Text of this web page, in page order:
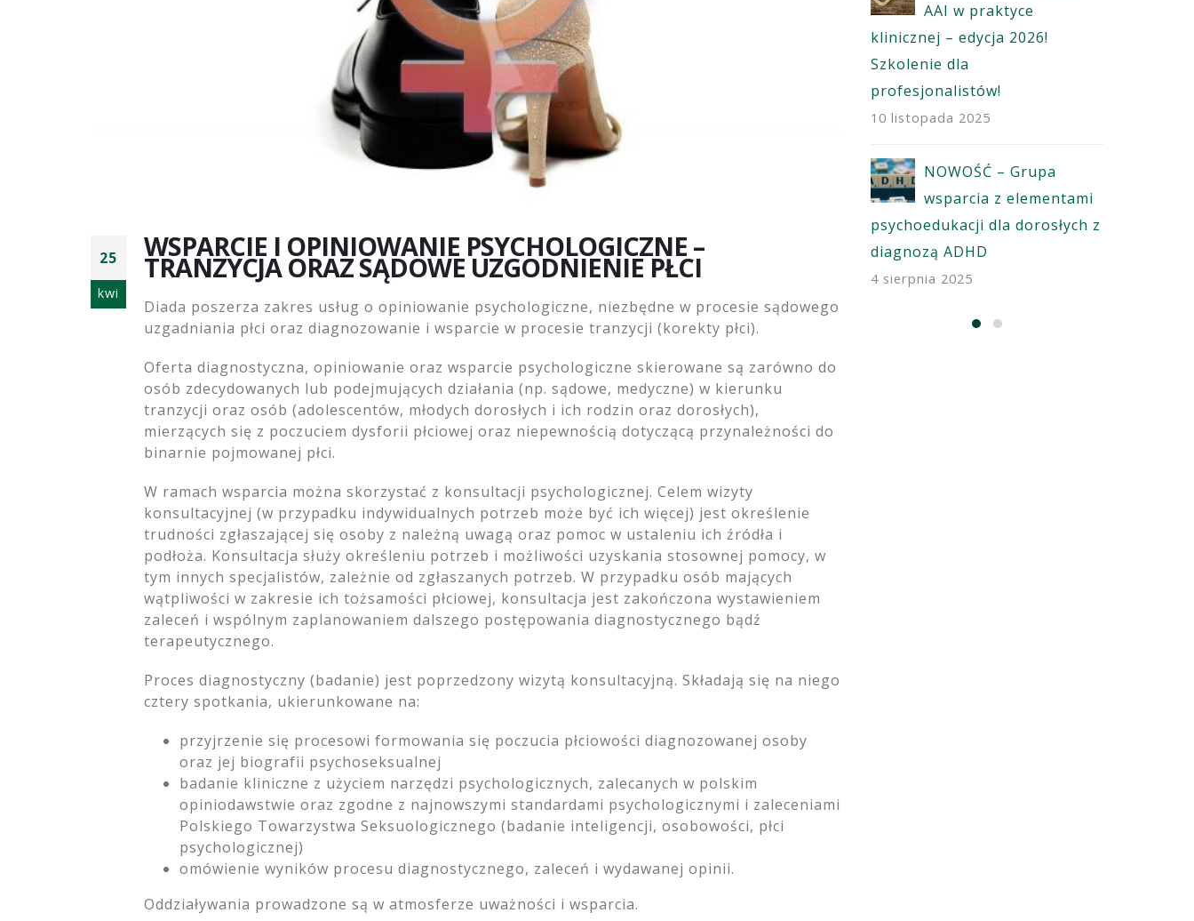
25
kwi
WSPARCIE I OPINIOWANIE PSYCHOLOGICZNE –
TRANZYCJA ORAZ SĄDOWE UZGODNIENIE PŁCI
Diada poszerza zakres usług o opiniowanie psychologiczne, niezbędne w procesie sądowego
uzgadniania płci oraz diagnozowanie i wsparcie w procesie tranzycji (korekty płci).
Oferta diagnostyczna, opiniowanie oraz wsparcie psychologiczne skierowane są zarówno do
osób zdecydowanych lub podejmujących działania (np. sądowe, medyczne) w kierunku
tranzycji oraz osób (adolescentów, młodych dorosłych i ich rodzin oraz dorosłych),
mierzących się z poczuciem dysforii płciowej oraz niepewnością dotyczącą przynależności do
binarnie pojmowanej płci.
W ramach wsparcia można skorzystać z konsultacji psychologicznej. Celem wizyty
konsultacyjnej (w przypadku indywidualnych potrzeb może być ich więcej) jest określenie
trudności zgłaszającej się osoby z należną uwagą oraz pomoc w ustaleniu ich źródła i
podłoża. Konsultacja służy określeniu potrzeb i możliwości uzyskania stosownej pomocy, w
tym innych specjalistów, zależnie od zgłaszanych potrzeb. W przypadku osób mających
wątpliwości w zakresie ich tożsamości płciowej, konsultacja jest zakończona wystawieniem
zaleceń i wspólnym zaplanowaniem dalszego postępowania diagnostycznego bądź
terapeutycznego.
Proces diagnostyczny (badanie) jest poprzedzony wizytą konsultacyjną. Składają się na niego
cztery spotkania, ukierunkowane na:
przyjrzenie się procesowi formowania się poczucia płciowości diagnozowanej osoby
oraz jej biografii psychoseksualnej
badanie kliniczne z użyciem narzędzi psychologicznych, zalecanych w polskim
opiniodawstwie oraz zgodne z najnowszymi standardami psychologicznymi i zaleceniami
Polskiego Towarzystwa Seksuologicznego (badanie inteligencji, osobowości, płci
psychologicznej)
omówienie wyników procesu diagnostycznego, zaleceń i wydawanej opinii.
Oddziaływania prowadzone są w atmosferze uważności i wsparcia.
AAI w praktyce
klinicznej – edycja 2026!
Szkolenie dla
profesjonalistów!
10 listopada 2025
NOWOŚĆ – Grupa
diagnozą ADHD
4 sierpnia 2025
terapeutyczne dla młodzieży!
AAI w praktyce
klinicznej – edycja 2026!
Szkolenie dla
profesjonalistów!
10 listopada 2025
NOWOŚĆ – Grupa
wsparcia z elementami
psychoedukacji dla dorosłych z
diagnozą ADHD
4 sierpnia 2025